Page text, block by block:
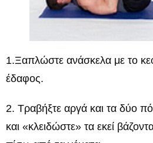
1.Ξαπλώστε ανάσκελα με το
έδαφος.
2. Τραβήξτε αργά και τα δύο
και «κλειδώστε» τα εκεί